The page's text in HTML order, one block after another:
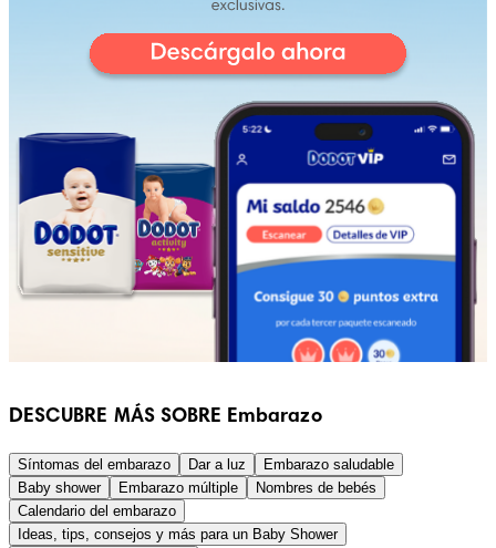
DESCUBRE MÁS SOBRE Embarazo
Síntomas del embarazo Dar a luz
Embarazo saludable
Baby shower
Embarazo múltiple
Nombres de bebés
Calendario del embarazo
Ideas, tips, consejos y más para un Baby Shower